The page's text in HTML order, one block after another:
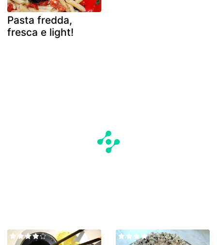
Pasta fredda,
fresca e light!